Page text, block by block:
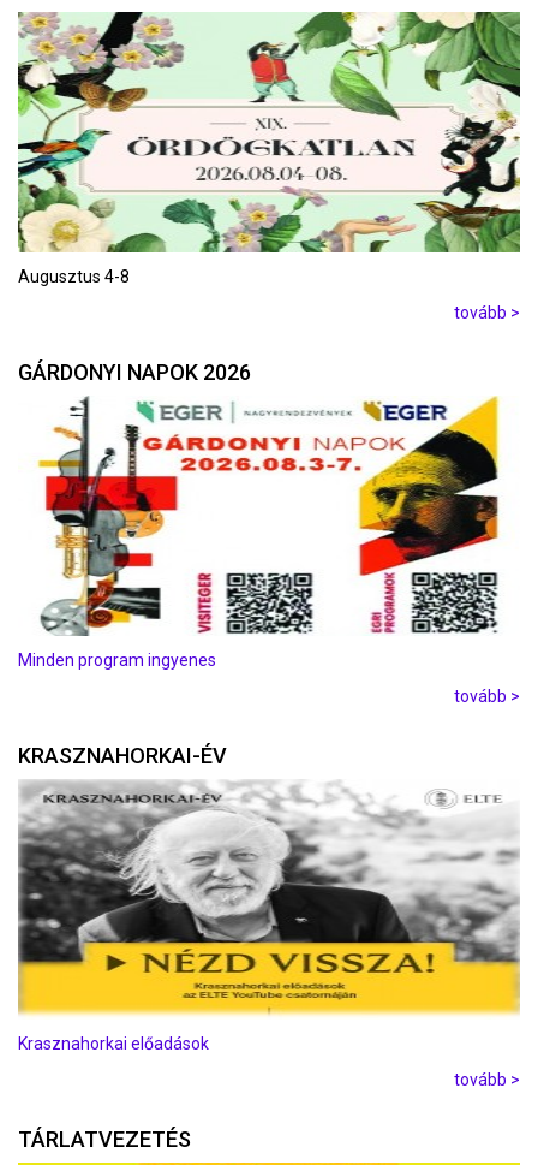
Augusztus 4-8
tovább >
GÁRDONYI NAPOK 2026
Minden program ingyenes
tovább >
KRASZNAHORKAI-ÉV
Krasznahorkai előadások
tovább >
TÁRLATVEZETÉS